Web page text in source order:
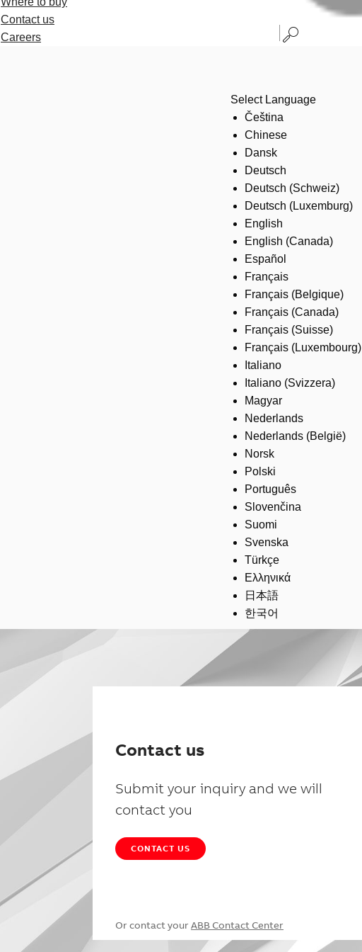
Contact us
Careers
Select Language
Čeština
Chinese
Dansk
Deutsch
Deutsch (Schweiz)
Deutsch (Luxemburg)
English
English (Canada)
Español
Français
Français (Belgique)
Français (Canada)
Français (Suisse)
Français (Luxembourg)
Italiano
Italiano (Svizzera)
Magyar
Nederlands
Nederlands (België)
Norsk
Polski
Português
Slovenčina
Suomi
Svenska
Türkçe
Ελληνικά
日本語
한국어
Contact us
Submit your inquiry and we will
contact you
CONTACT US
Or contact your ABB Contact Center